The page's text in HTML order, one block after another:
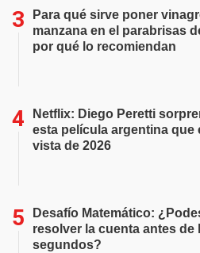
Para qué sirve poner
manzana en el parabrisas
por qué lo recomiendan
Netflix: Diego Peretti
esta película argentina que
vista de 2026
Desafío Matemático:
resolver la cuenta antes de
segundos?